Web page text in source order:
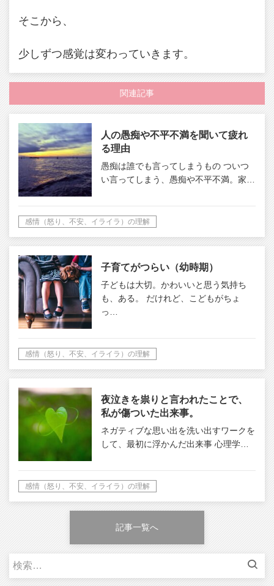
そこから、
少しずつ感覚は変わっていきます。
関連記事
人の愚痴や不平不満を聞いて疲れ
る理由
愚痴は誰でも言ってしまうもの ついつ
い言ってしまう、愚痴や不平不満。家…
感情（怒り、不安、イライラ）の理解
子育てがつらい（幼時期）
子どもは大切。かわいいと思う気持ち
も、ある。 だけれど、こどもがちょ
っ…
感情（怒り、不安、イライラ）の理解
夜泣きを祟りと言われたことで、
私が傷ついた出来事。
ネガティブな思い出を洗い出すワークを
して、最初に浮かんだ出来事 心理学…
感情（怒り、不安、イライラ）の理解
記事一覧へ
検